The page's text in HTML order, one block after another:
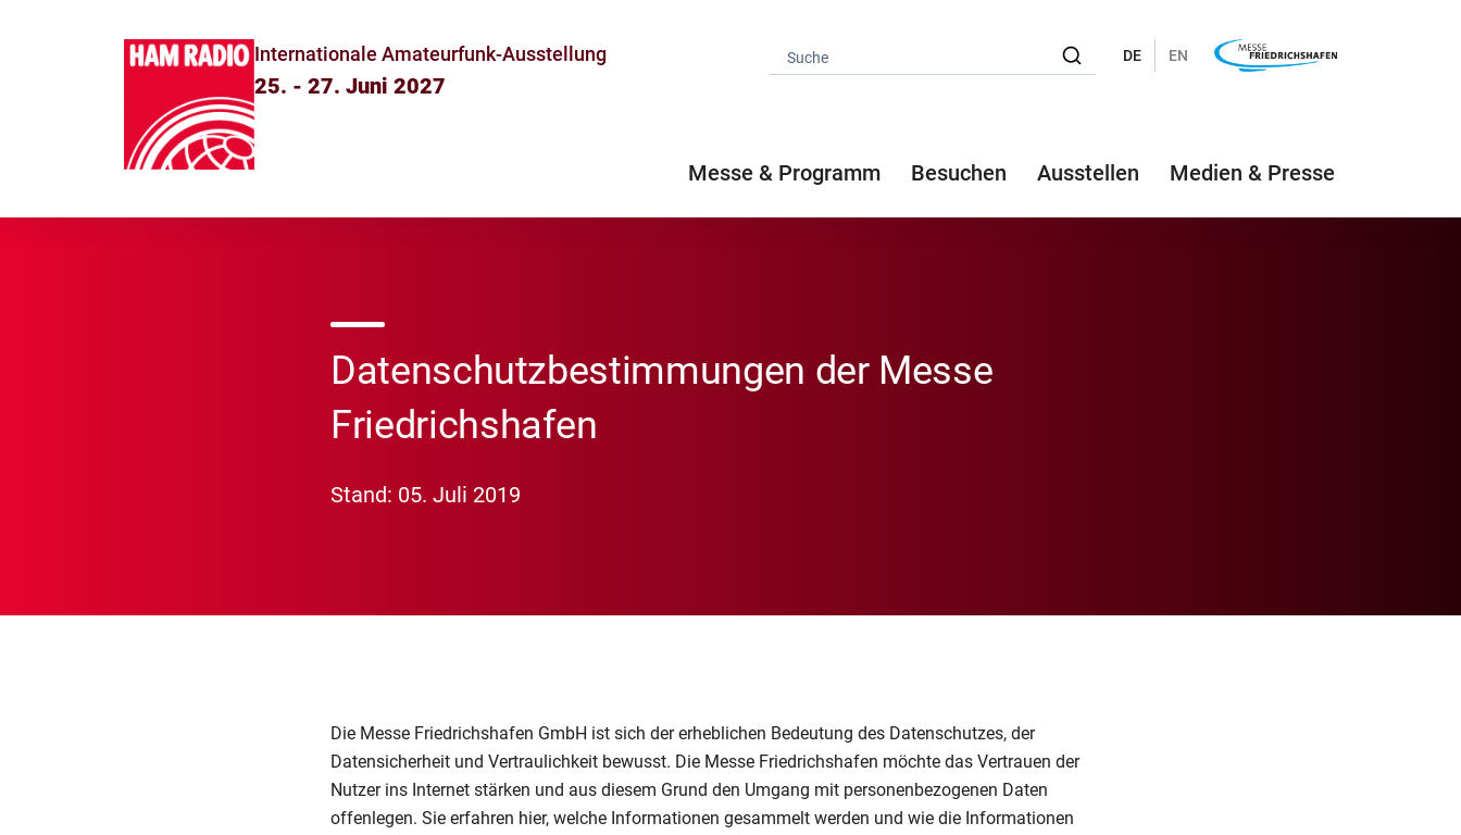
Internationale Amateurfunk-Ausstellung
25. - 27. Juni 2027
DE EN
Messe & Programm Besuchen Ausstellen Medien & Presse
Datenschutzbestimmungen der Messe
Friedrichshafen
Stand: 05. Juli 2019
Die Messe Friedrichshafen GmbH ist sich der erheblichen Bedeutung des Datenschutzes, der
Datensicherheit und Vertraulichkeit bewusst. Die Messe Friedrichshafen möchte das Vertrauen der
Nutzer ins Internet stärken und aus diesem Grund den Umgang mit personenbezogenen Daten
offenlegen. Sie erfahren hier, welche Informationen gesammelt werden und wie die Informationen